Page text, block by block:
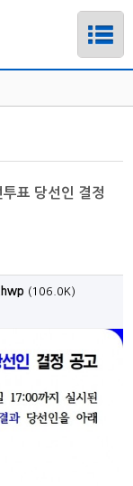
표 당선인 결정
(106.0K)